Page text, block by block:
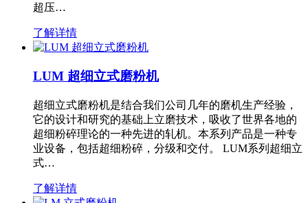
超压…
了解详情
LUM 超细立式磨粉机
超细立式磨粉机是结合我们公司几年的磨机生产经验，
它的设计和研究的基础上立磨技术，吸收了世界各地的
超细粉碎理论的一种先进的轧机。本系列产品是一种专
业设备，包括超细粉碎，分级和交付。 LUM系列超细立
式…
了解详情